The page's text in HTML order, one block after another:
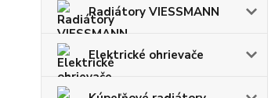
Radiátory VIESSMANN
Elektrické ohrievače